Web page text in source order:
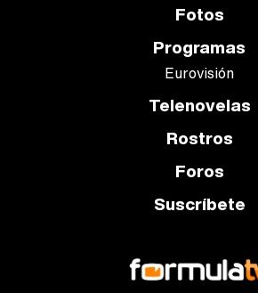
Fotos
Programas
Eurovisión
Telenovelas
Rostros
Foros
Suscríbete